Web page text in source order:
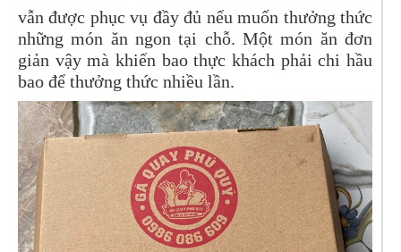
vẫn được phục vụ đầy đủ nếu muốn thưởng thức
những món ăn ngon tại chỗ. Một món ăn đơn
giản vậy mà khiến bao thực khách phải chi hầu
bao để thưởng thức nhiều lần.